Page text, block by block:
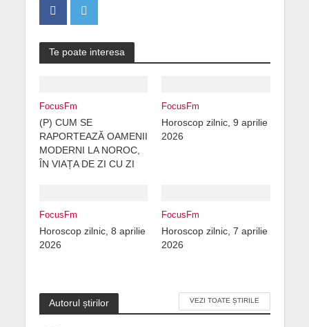
Te poate interesa
FocusFm
(P) CUM SE
RAPORTEAZĂ OAMENII
MODERNI LA NOROC,
ÎN VIAȚA DE ZI CU ZI
FocusFm
Horoscop zilnic, 9 aprilie
2026
FocusFm
Horoscop zilnic, 8 aprilie
2026
FocusFm
Horoscop zilnic, 7 aprilie
2026
Autorul știrilor VEZI TOATE ȘTIRILE